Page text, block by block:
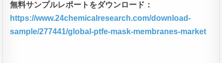
無料サンプルレポートをダウンロード：
https://www.24chemicalresearch.com/download-
sample/277441/global-ptfe-mask-membranes-market